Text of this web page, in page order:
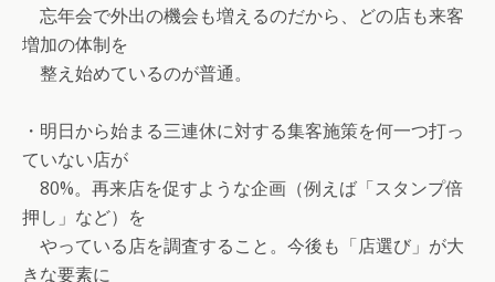
忘年会で外出の機会も増えるのだから、どの店も来客
増加の体制を
整え始めているのが普通。
・明日から始まる三連休に対する集客施策を何一つ打っ
ていない店が
80%。再来店を促すような企画（例えば「スタンプ倍
押し」など）を
やっている店を調査すること。今後も「店選び」が大
きな要素に